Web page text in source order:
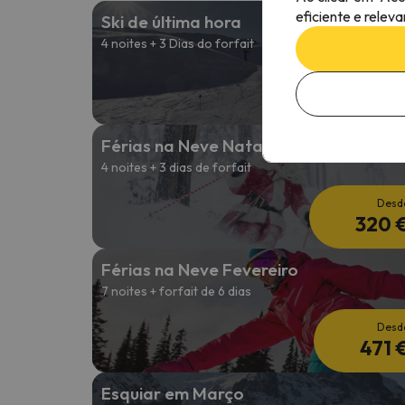
Ski de última hora
4 noites + 3 Dias do forfait
Férias na Neve Natal
4 noites + 3 dias de forfait
320
Férias na Neve Fevereiro
7 noites + forfait de 6 dias
471
Esquiar em Março
eficiente e